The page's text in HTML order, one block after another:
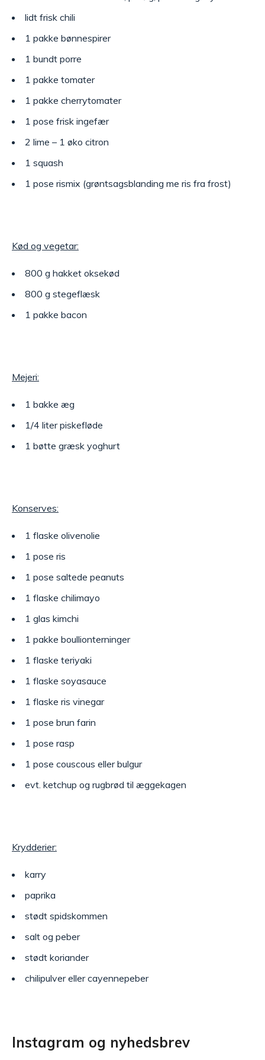
lidt frisk chili
1 pakke bønnespirer
1 bundt porre
1 pakke tomater
1 pakke cherrytomater
1 pose frisk ingefær
2 lime – 1 øko citron
1 squash
1 pose rismix (grøntsagsblanding me ris fra frost)
Kød og vegetar:
800 g hakket oksekød
800 g stegeflæsk
1 pakke bacon
Mejeri:
1 bakke æg
1/4 liter piskefløde
1 bøtte græsk yoghurt
Konserves:
1 flaske olivenolie
1 pose ris
1 pose saltede peanuts
1 flaske chilimayo
1 glas kimchi
1 pakke boullionterninger
1 flaske teriyaki
1 flaske soyasauce
1 flaske ris vinegar
1 pose brun farin
1 pose rasp
1 pose couscous eller bulgur
evt. ketchup og rugbrød til æggekagen
Krydderier:
karry
paprika
stødt spidskommen
salt og peber
stødt koriander
chilipulver eller cayennepeber
Instagram og nyhedsbrev